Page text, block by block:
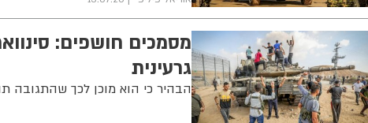
מסמכים חושפים:
גרעינית
הבהיר כי הוא מוכן לכך שהתגובה